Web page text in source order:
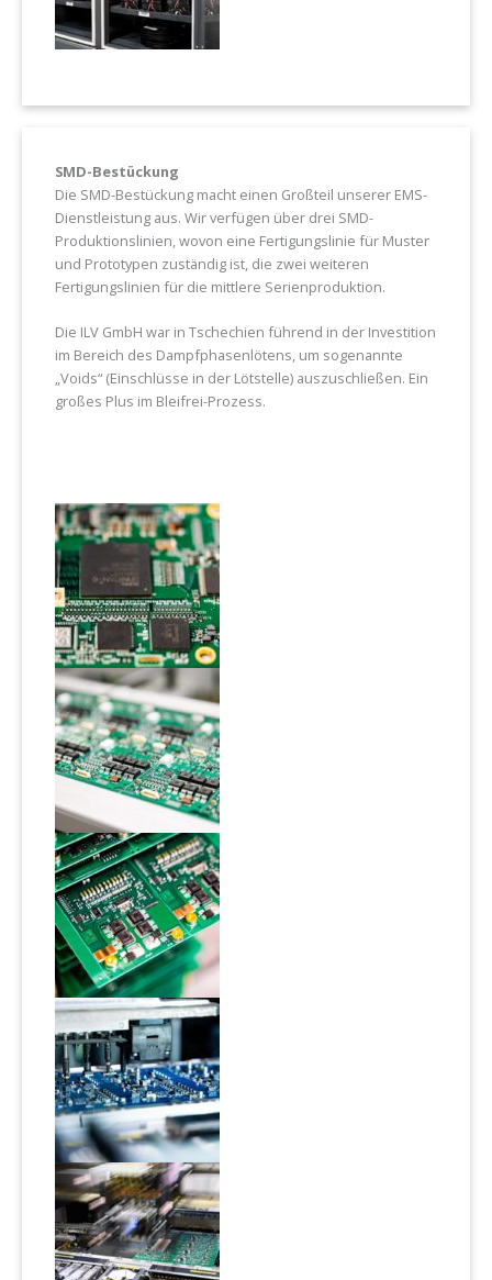
SMD-Bestückung
Die SMD-Bestückung macht einen Großteil unserer EMS-
Dienstleistung aus. Wir verfügen über drei SMD-
Produktionslinien, wovon eine Fertigungslinie für Muster
und Prototypen zuständig ist, die zwei weiteren
Fertigungslinien für die mittlere Serienproduktion.
Die ILV GmbH war in Tschechien führend in der Investition
im Bereich des Dampfphasenlötens, um sogenannte
„Voids“ (Einschlüsse in der Lötstelle) auszuschließen. Ein
großes Plus im Bleifrei-Prozess.